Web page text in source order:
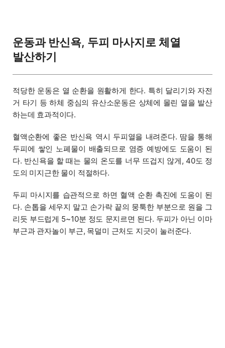
운동과 반신욕, 두피 마사지로 체열
발산하기
적당한 운동은 열 순환을 원활하게 한다. 특히 달리기와 자전
거 타기 등 하체 중심의 유산소운동은 상체에 몰린 열을 발산
하는데 효과적이다.
혈액순환에 좋은 반신욕 역시 두피열을 내려준다. 땀을 통해
두피에 쌓인 노폐물이 배출되므로 염증 예방에도 도움이 된
다. 반신욕을 할 때는 물의 온도를 너무 뜨겁지 않게, 40도 정
도의 미지근한 물이 적절하다.
두피 마시지를 습관적으로 하면 혈액 순환 촉진에 도움이 된
다. 손톱을 세우지 말고 손가락 끝의 뭉툭한 부분으로 원을 그
리듯 부드럽게 5~10분 정도 문지르면 된다. 두피가 아닌 이마
부근과 관자놀이 부근, 목덜미 근처도 지긋이 눌러준다.